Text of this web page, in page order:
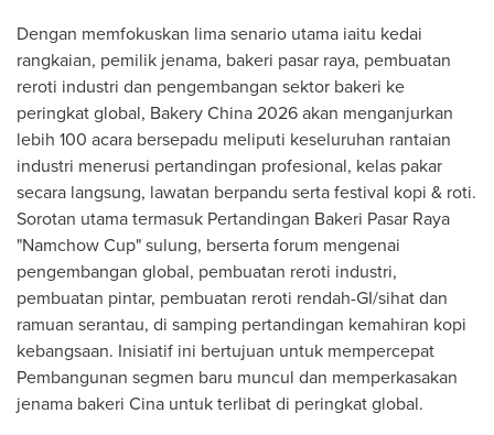
Dengan memfokuskan lima senario utama iaitu kedai
rangkaian, pemilik jenama, bakeri pasar raya, pembuatan
reroti industri dan pengembangan sektor bakeri ke
peringkat global, Bakery China 2026 akan menganjurkan
lebih 100 acara bersepadu meliputi keseluruhan rantaian
industri menerusi pertandingan profesional, kelas pakar
secara langsung, lawatan berpandu serta festival kopi & roti.
Sorotan utama termasuk Pertandingan Bakeri Pasar Raya
"Namchow Cup" sulung, berserta forum mengenai
pengembangan global, pembuatan reroti industri,
pembuatan pintar, pembuatan reroti rendah-GI/sihat dan
ramuan serantau, di samping pertandingan kemahiran kopi
kebangsaan. Inisiatif ini bertujuan untuk mempercepat
Pembangunan segmen baru muncul dan memperkasakan
jenama bakeri Cina untuk terlibat di peringkat global.